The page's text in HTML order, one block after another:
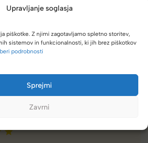
Upravljanje soglasja
piškotke. Z njimi zagotavljamo spletno storitev,
sistemov in funkcionalnosti, ki jih brez piškotkov
podrobnosti
Sprejmi
Zavrni
hitre dostave, poštenih cen in velike
izbire.